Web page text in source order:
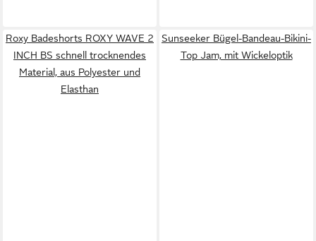
Roxy Badeshorts ROXY WAVE 2
INCH BS schnell trocknendes
Material, aus Polyester und
Elasthan
Sunseeker Bügel-Bandeau-Bikini-
Top Jam, mit Wickeloptik